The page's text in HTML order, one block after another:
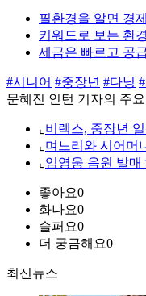
필환경을 알면 경
키워드로 보는 환
세금은 빠르고 공
#시니어 #중장년 #다닝
문혜진 인턴 기자의 주
⌞ 비렉스, 중장년
⌞ 며느리와 시어머
⌞ 임영웅 음원 발매
좋아요0
화나요0
슬퍼요0
더 궁금해요0
최신뉴스